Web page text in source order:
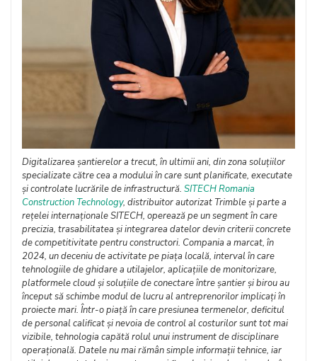
Digitalizarea șantierelor a trecut, în ultimii ani, din zona soluțiilor
specializate către cea a modului în care sunt planificate, executate
și controlate lucrările de infrastructură. SITECH Romania
Construction Technology, distribuitor autorizat Trimble și parte a
rețelei internaționale SITECH, operează pe un segment în care
precizia, trasabilitatea și integrarea datelor devin criterii concrete
de competitivitate pentru constructori. Compania a marcat, în
2024, un deceniu de activitate pe piața locală, interval în care
tehnologiile de ghidare a utilajelor, aplicațiile de monitorizare,
platformele cloud și soluțiile de conectare între șantier și birou au
început să schimbe modul de lucru al antreprenorilor implicați în
proiecte mari. Într-o piață în care presiunea termenelor, deficitul
de personal calificat și nevoia de control al costurilor sunt tot mai
vizibile, tehnologia capătă rolul unui instrument de disciplinare
operațională. Datele nu mai rămân simple informații tehnice, iar